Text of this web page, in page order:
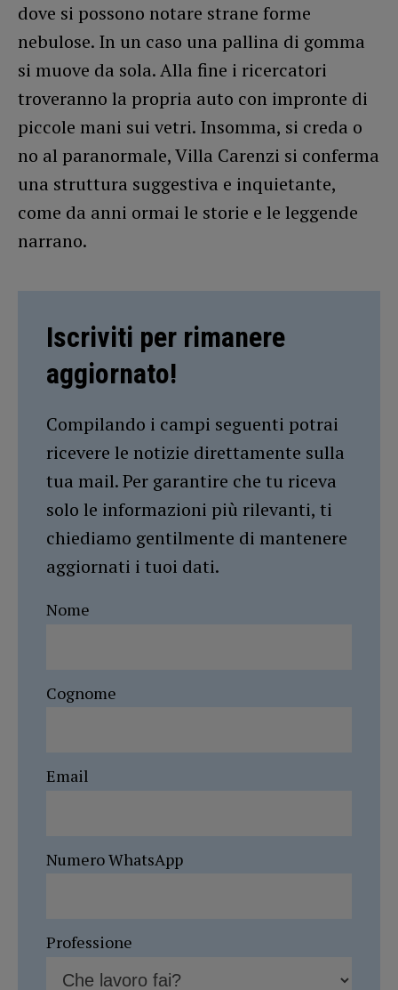
dove si possono notare strane forme
nebulose. In un caso una pallina di gomma
si muove da sola. Alla fine i ricercatori
troveranno la propria auto con impronte di
piccole mani sui vetri. Insomma, si creda o
no al paranormale, Villa Carenzi si conferma
una struttura suggestiva e inquietante,
come da anni ormai le storie e le leggende
narrano.
Iscriviti per rimanere
aggiornato!
Compilando i campi seguenti potrai
ricevere le notizie direttamente sulla
tua mail. Per garantire che tu riceva
solo le informazioni più rilevanti, ti
chiediamo gentilmente di mantenere
aggiornati i tuoi dati.
Nome
Cognome
Email
Numero WhatsApp
Professione